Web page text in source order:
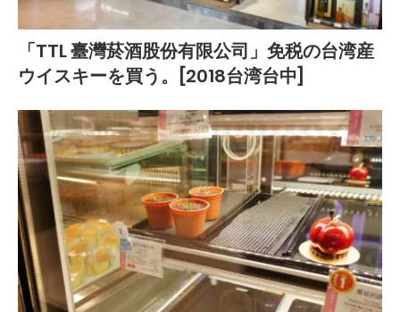
「TTL 臺灣菸酒股份有限公司」免税の台湾産
ウイスキーを買う。[2018台湾台中]